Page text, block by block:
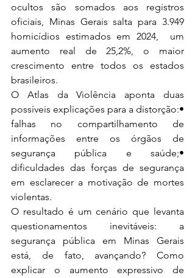
ocultos são somados aos registros
oficiais, Minas Gerais salta para 3.949
homicídios estimados em 2024,  um
aumento real de 25,2%, o maior
crescimento entre todos os estados
brasileiros.
O Atlas da Violência aponta duas
possíveis explicações para a distorção:•
falhas no compartilhamento de
informações entre os órgãos de
segurança pública e saúde;•
dificuldades das forças de segurança
em esclarecer a motivação de mortes
violentas.
O resultado é um cenário que levanta
questionamentos inevitáveis: a
segurança pública em Minas Gerais
está, de fato, avançando? Como
explicar o aumento expressivo de